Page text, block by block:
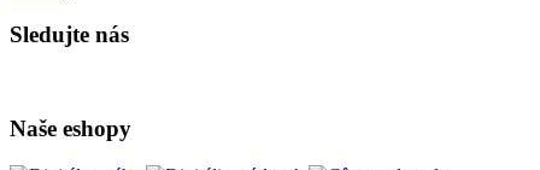
Sledujte nás
Naše eshopy